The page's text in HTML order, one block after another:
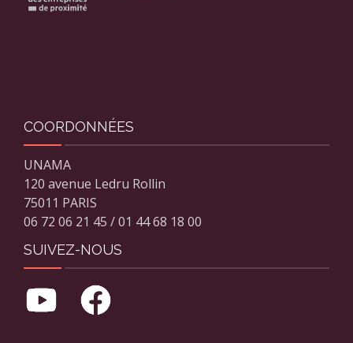
COORDONNÉES
UNAMA
120 avenue Ledru Rollin
75011 PARIS
06 72 06 21 45 / 01 44 68 18 00
SUIVEZ-NOUS